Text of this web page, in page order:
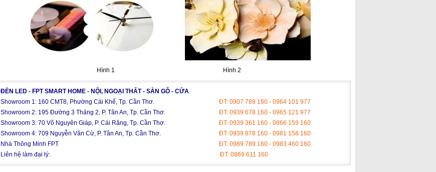
Hình 1 Hình 2
ĐÈN LED - FPT SMART HOME - NỘI, NGOẠI THẤT - SÀN GỖ - CỬA
Showroom 1: 160 CMT8, Phường Cái Khế, Tp. Cần Thơ.
ĐT: 0907 789 160 - 0964 101 977
Showroom 2: 195 Đường 3 Tháng 2, P. Tân An, Tp. Cần Thơ.
ĐT: 0939 678 160 - 0965 121 977
Showroom 3: 70 Võ Nguyên Giáp, P. Cái Răng, Tp. Cần Thơ.
ĐT: 0939 361 160 - 0866 159 160
Showroom 4: 709 Nguyễn Văn Cừ, P. Tân An, Tp. Cần Thơ.
ĐT: 0939 878 160 - 0981 158 160
Nhà Thông Minh FPT
ĐT: 0989 789 160 - 0983 460 160
Liên hệ làm đại lý:
ĐT: 0869 611 160